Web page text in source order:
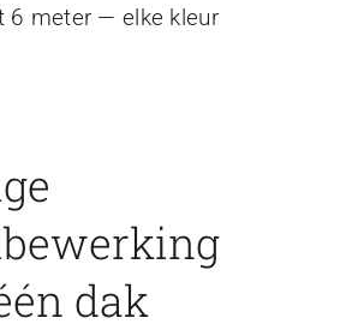
6 meter — elke kleur
dak